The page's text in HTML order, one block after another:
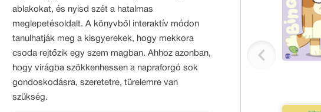
ablakokat, és nyisd szét a hatalmas
meglepetésoldalt. A könyvből interaktív módon
tanulhatják meg a kisgyerekek, hogy mekkora
csoda rejtőzik egy szem magban. Ahhoz azonban,
hogy virágba szökkenhessen a napraforgó sok
gondoskodásra, szeretetre, türelemre van
szükség.